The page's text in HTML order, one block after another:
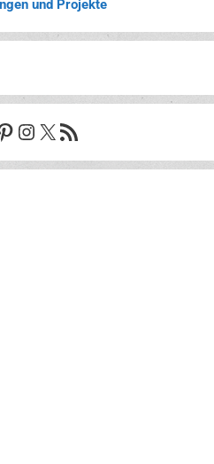
und Projekte
Instagram
X RSS-Feed